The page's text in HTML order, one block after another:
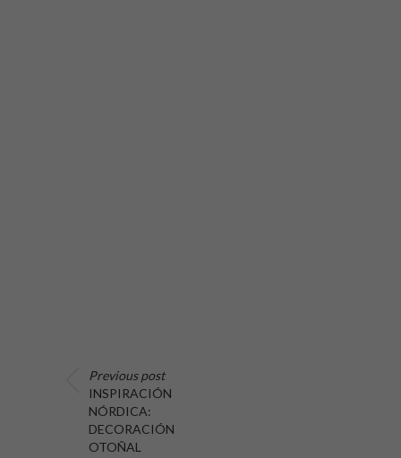
Previous post
INSPIRACIÓN
NÓRDICA:
DECORACIÓN
OTOÑAL